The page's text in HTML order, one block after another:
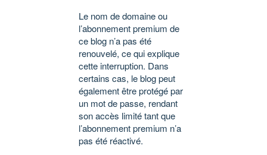
Le nom de domaine ou
l’abonnement premium de
ce blog n’a pas été
renouvelé, ce qui explique
cette interruption. Dans
certains cas, le blog peut
également être protégé par
un mot de passe, rendant
son accès limité tant que
l’abonnement premium n’a
pas été réactivé.